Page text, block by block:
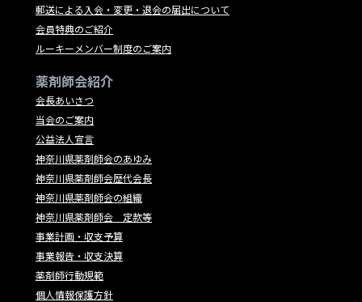
郵送による入会・変更・退会の届出について
会員特典のご紹介
ルーキーメンバー制度のご案内
薬剤師会紹介
会長あいさつ
当会のご案内
公益法人宣言
神奈川県薬剤師会のあゆみ
神奈川県薬剤師会歴代会長
神奈川県薬剤師会の組織
神奈川県薬剤師会 定款等
事業計画・収支予算
事業報告・収支決算
薬剤師行動規範
個人情報保護方針